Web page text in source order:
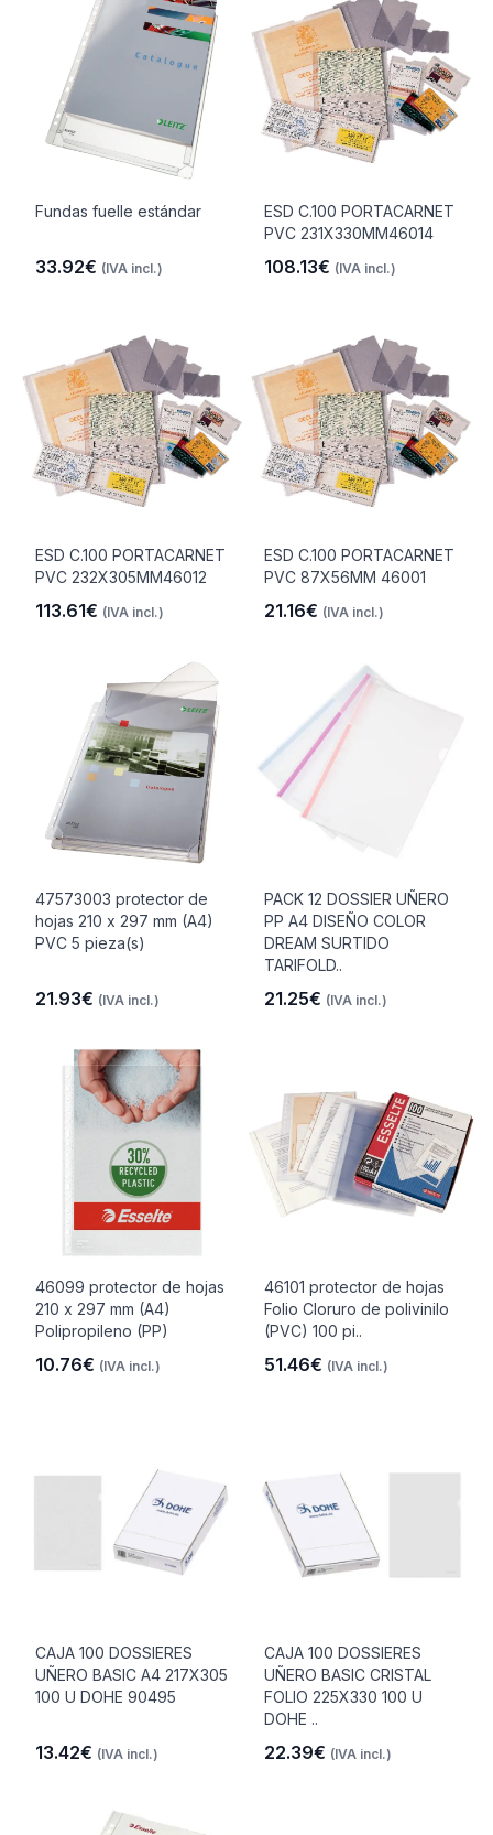
Fundas fuelle estándar
33.92€ (IVA incl.)
ESD C.100 PORTACARNET
PVC 231X330MM46014
108.13€ (IVA incl.)
ESD C.100 PORTACARNET
PVC 232X305MM46012
113.61€ (IVA incl.)
ESD C.100 PORTACARNET
PVC 87X56MM 46001
21.16€ (IVA incl.)
47573003 protector de
hojas 210 x 297 mm (A4)
PVC 5 pieza(s)
21.93€ (IVA incl.)
PACK 12 DOSSIER UÑERO
PP A4 DISEÑO COLOR
DREAM SURTIDO
TARIFOLD..
21.25€ (IVA incl.)
46099 protector de hojas
210 x 297 mm (A4)
Polipropileno (PP)
10.76€ (IVA incl.)
46101 protector de hojas
Folio Cloruro de polivinilo
(PVC) 100 pi..
51.46€ (IVA incl.)
CAJA 100 DOSSIERES
UÑERO BASIC A4 217X305
100 U DOHE 90495
13.42€ (IVA incl.)
CAJA 100 DOSSIERES
UÑERO BASIC CRISTAL
FOLIO 225X330 100 U
DOHE ..
22.39€ (IVA incl.)